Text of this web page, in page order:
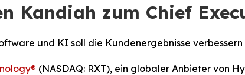
Kandiah zum Chief
und KI soll die Kundenergebnisse verbessern
(NASDAQ: RXT), ein globaler Anbieter von